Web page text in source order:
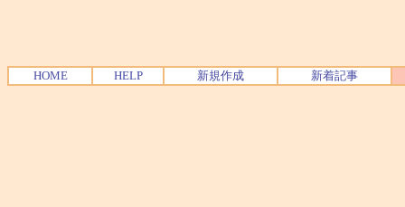
HOME HELP 新規作成 新着記事